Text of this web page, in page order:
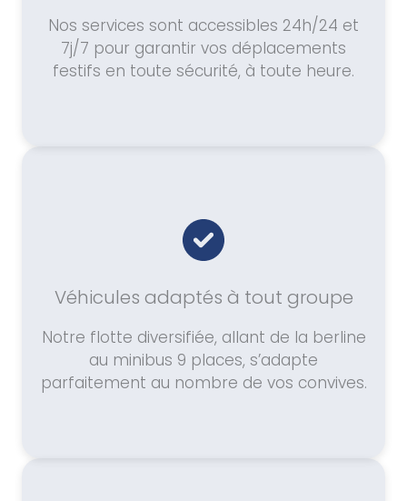
Nos services sont accessibles 24h/24 et
7j/7 pour garantir vos déplacements
festifs en toute sécurité, à toute heure.
Véhicules adaptés à tout groupe
Notre flotte diversifiée, allant de la berline
au minibus 9 places, s’adapte
parfaitement au nombre de vos convives.